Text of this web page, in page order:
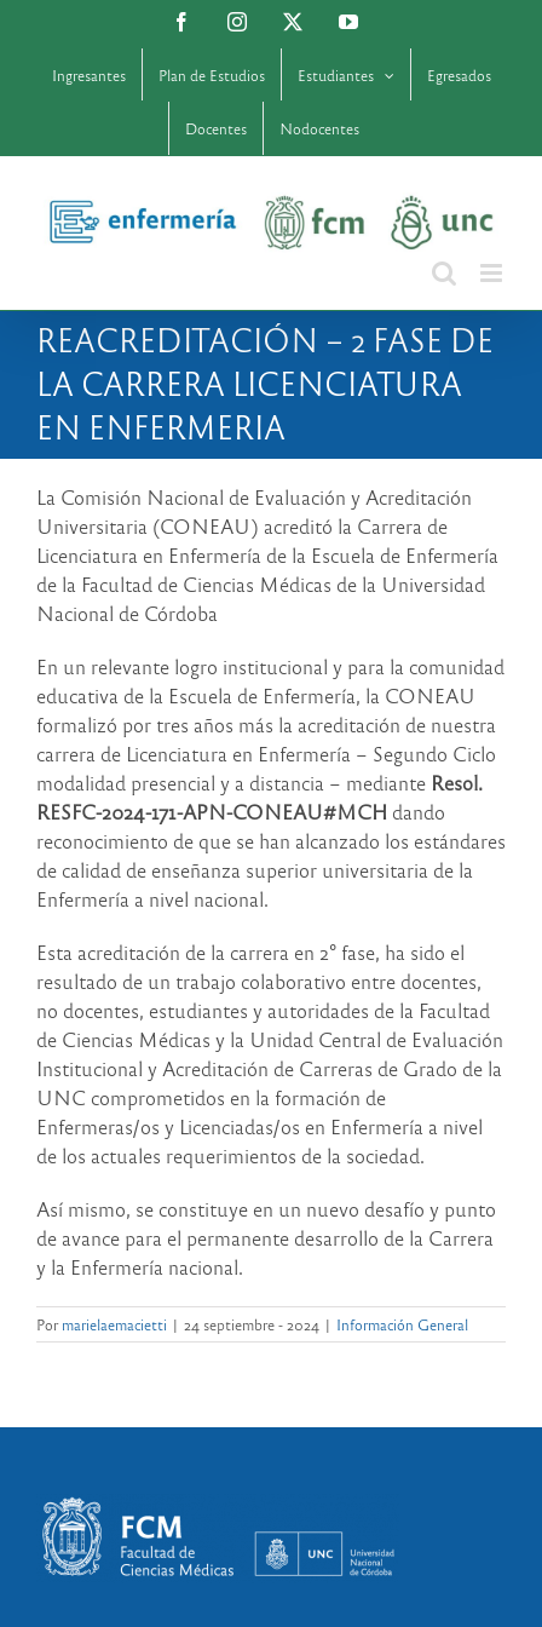
contenido
FacebookInstagram YouTube
Ingresantes Plan de Estudios Estudiantes Egresados
Docentes Nodocentes
REACREDITACIÓN – 2 FASE DE
LA CARRERA LICENCIATURA
EN ENFERMERIA
La Comisión Nacional de Evaluación y Acreditación
Universitaria (CONEAU) acreditó la Carrera de
Licenciatura en Enfermería de la Escuela de Enfermería
de la Facultad de Ciencias Médicas de la Universidad
Nacional de Córdoba
En un relevante logro institucional y para la comunidad
educativa de la Escuela de Enfermería, la CONEAU
formalizó por tres años más la acreditación de nuestra
carrera de Licenciatura en Enfermería – Segundo Ciclo
modalidad presencial y a distancia – mediante Resol.
RESFC-2024-171-APN-CONEAU#MCH dando
reconocimiento de que se han alcanzado los estándares
de calidad de enseñanza superior universitaria de la
Enfermería a nivel nacional.
Esta acreditación de la carrera en 2° fase, ha sido el
resultado de un trabajo colaborativo entre docentes,
no docentes, estudiantes y autoridades de la Facultad
de Ciencias Médicas y la Unidad Central de Evaluación
Institucional y Acreditación de Carreras de Grado de la
UNC comprometidos en la formación de
Enfermeras/os y Licenciadas/os en Enfermería a nivel
de los actuales requerimientos de la sociedad.
Así mismo, se constituye en un nuevo desafío y punto
de avance para el permanente desarrollo de la Carrera
y la Enfermería nacional.
Pormarielaemacietti | 24 septiembre - 2024 | Información General